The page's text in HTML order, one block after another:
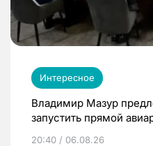
Интересное
Владимир Мазур
запустить прямой
20:40 / 06.08.26